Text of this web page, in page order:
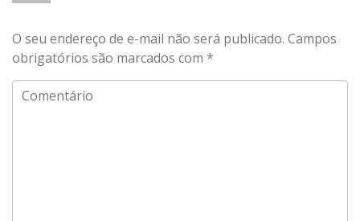
O seu endereço de e-mail não será publicado. Campos
obrigatórios são marcados com *
Comentário